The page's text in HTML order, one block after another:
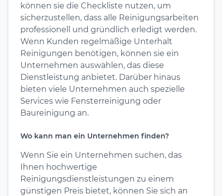
können sie die Checkliste nutzen, um
sicherzustellen, dass alle Reinigungsarbeiten
professionell und gründlich erledigt werden.
Wenn Kunden regelmäßige Unterhalt
Reinigungen benötigen, können sie ein
Unternehmen auswählen, das diese
Dienstleistung anbietet. Darüber hinaus
bieten viele Unternehmen auch spezielle
Services wie Fensterreinigung oder
Baureinigung an.
Wo kann man ein Unternehmen finden?
Wenn Sie ein Unternehmen suchen, das
Ihnen hochwertige
Reinigungsdienstleistungen zu einem
günstigen Preis bietet, können Sie sich an